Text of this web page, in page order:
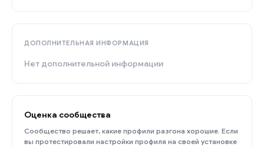
ДОПОЛНИТЕЛЬНАЯ ИНФОРМАЦИЯ
Нет дополнительной информации
Оценка сообщества
Сообщество решает, какие профили разгона хорошие. Если
вы протестировали настройки профиля на своей установке